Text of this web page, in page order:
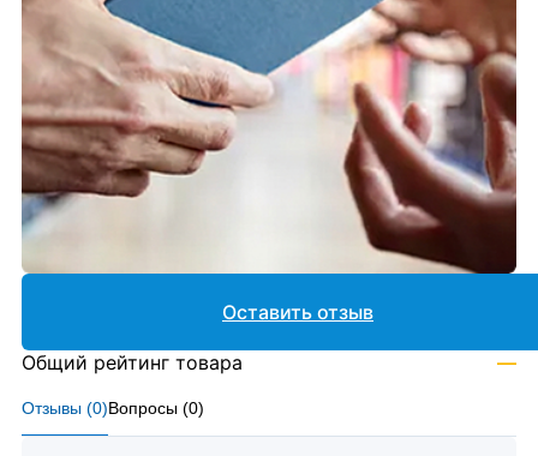
Отзывы (0)Вопросы (0)
Оставить отзыв
Общий рейтинг товара —